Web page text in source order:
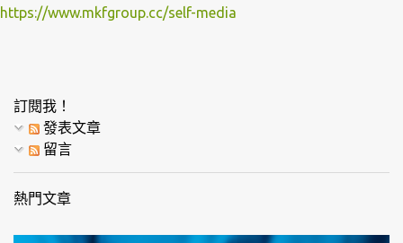
https://www.mkfgroup.cc/self-media
訂閱我！
發表文章
留言
熱門文章